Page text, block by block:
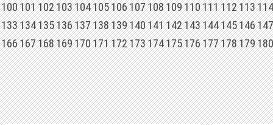
100101102103104105106107108109110111112113114
133134135136137138139140141142143144145146147
166167168169170171172173174175176177178179180